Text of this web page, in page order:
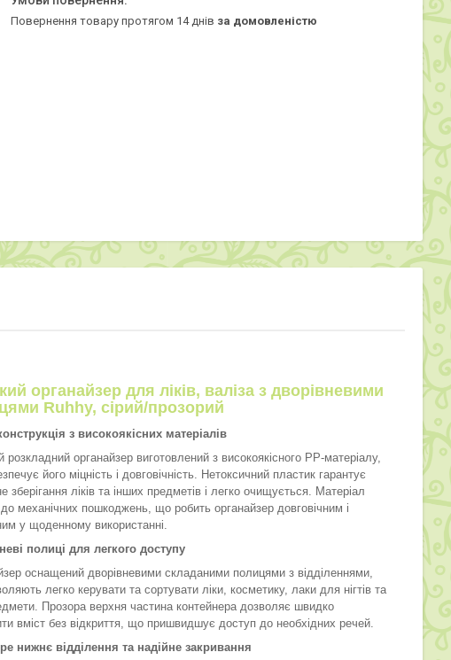
повернення товару протягом 14 днів за домовленістю
органайзер для ліків, валіза з дворівневими
Ruhhy, сірий/прозорий
з високоякісних матеріалів
розкладний органайзер виготовлений з високоякісного PP-матеріалу,
його міцність і довговічність. Нетоксичний пластик гарантує
зберігання ліків та інших предметів і легко очищується. Матеріал
до механічних пошкоджень, що робить органайзер довговічним і
у щоденному використанні.
полиці для легкого доступу
оснащений дворівневими складаними полицями з відділеннями,
легко керувати та сортувати ліки, косметику, лаки для нігтів та
Прозора верхня частина контейнера дозволяє швидко
вміст без відкриття, що пришвидшує доступ до необхідних речей.
нижнє відділення та надійне закривання